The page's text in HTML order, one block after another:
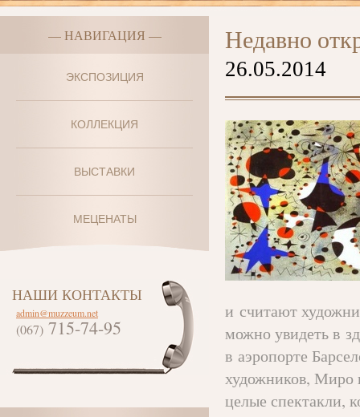
— НАВИГАЦИЯ —
ЭКСПОЗИЦИЯ
КОЛЛЕКЦИЯ
ВЫСТАВКИ
МЕЦЕНАТЫ
НАШИ КОНТАКТЫ
admin@muzzeum.net
(067) 715-74-95
Недавно
26.05.2014
и считают
можно увидеть в
в аэропорте
художников, Миро
целые спектакли,